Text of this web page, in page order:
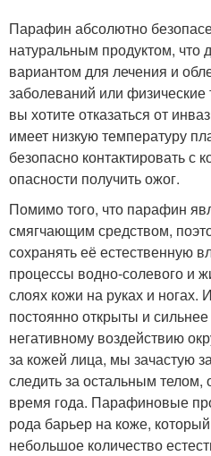
Парафин абсолютно
натуральным продуктом, что
вариантом для лечения и
заболеваний или
вы хотите отказаться от
имеет низкую температуру
безопасно контактировать с
опасности получить ожог.
Помимо того, что парафин
смягчающим средством,
сохранять её естественную
процессы водно-солевого и
слоях кожи на руках и ногах.
постоянно открыты и
негативному воздействию
за кожей лица, мы зачастую
следить за остальным
время года. Парафиновые
рода барьер на коже,
небольшое количество